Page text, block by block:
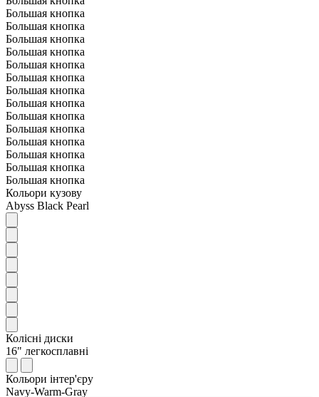
Большая кнопка
Большая кнопка
Большая кнопка
Большая кнопка
Большая кнопка
Большая кнопка
Большая кнопка
Большая кнопка
Большая кнопка
Большая кнопка
Большая кнопка
Большая кнопка
Большая кнопка
Большая кнопка
Кольори кузову
Abyss Black Pearl
Колісні диски
16" легкосплавні
Кольори інтер'єру
Navy-Warm-Gray